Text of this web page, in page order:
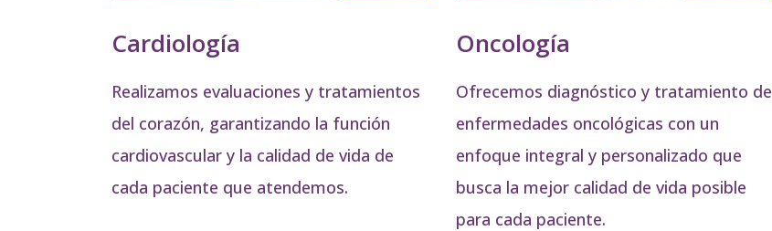
Cardiología
Realizamos evaluaciones y tratamientos
del corazón, garantizando la función
cardiovascular y la calidad de vida de
cada paciente que atendemos.
Oncología
Ofrecemos diagnóstico y tratamiento de
enfermedades oncológicas con un
enfoque integral y personalizado que
busca la mejor calidad de vida posible
para cada paciente.